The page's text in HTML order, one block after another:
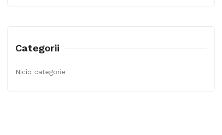
Categorii
Nicio categorie